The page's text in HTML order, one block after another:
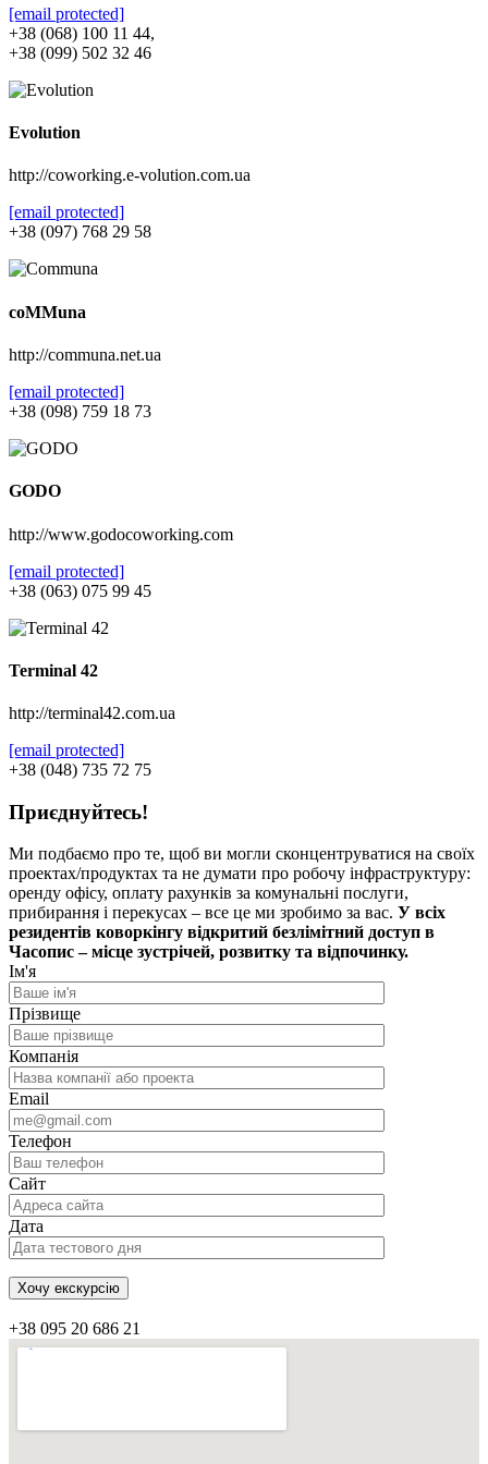
[email protected]
+38 (068) 100 11 44,
+38 (099) 502 32 46
Evolution
http://coworking.e-volution.com.ua
[email protected]
+38 (097) 768 29 58
coMMuna
http://communa.net.ua
[email protected]
+38 (098) 759 18 73
GODO
http://www.godocoworking.com
[email protected]
+38 (063) 075 99 45
Terminal 42
http://terminal42.com.ua
[email protected]
+38 (048) 735 72 75
Приєднуйтесь!
Ми подбаємо про те, щоб ви могли сконцентруватися на своїх
проектах/продуктах та не думати про робочу інфраструктуру:
оренду офісу, оплату рахунків за комунальні послуги,
прибирання і перекусах – все це ми зробимо за вас. У всіх
резидентів коворкінгу відкритий безлімітний доступ в
Часопис – місце зустрічей, розвитку та відпочинку.
Ім'я
Прізвище
Компанія
Email
Телефон
Сайт
Дата
+38 095 20 686 21